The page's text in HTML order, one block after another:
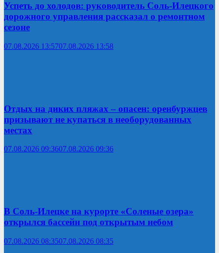
Успеть до холодов: руководитель Соль-Илецкого
дорожного управления рассказал о ремонтном
сезоне
07.08.2026 13:5707.08.2026 13:58
Отдых на диких пляжах – опасен: оренбуржцев
призывают не купаться в необорудованных
местах
07.08.2026 09:3607.08.2026 09:36
В Соль-Илецке на курорте «Соленые озера»
открылся бассейн под открытым небом
07.08.2026 08:3507.08.2026 08:35